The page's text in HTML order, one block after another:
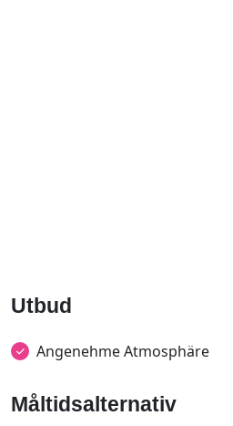
Utbud
Angenehme Atmosphäre
Måltidsalternativ